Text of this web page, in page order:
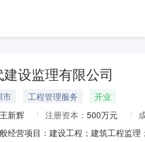
设监理有限公司
市 工程管理服务
开业
王新辉 注册资本： 500万元